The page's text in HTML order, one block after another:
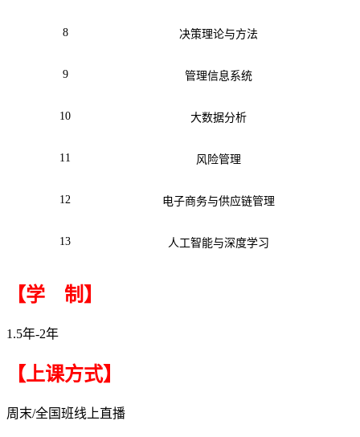
8 决策理论与方法
9 管理信息系统
10 大数据分析
11 风险管理
12 电子商务与供应链管理
13 人工智能与深度学习
【学 制】
1.5年-2年
【上课方式】
周末/全国班线上直播